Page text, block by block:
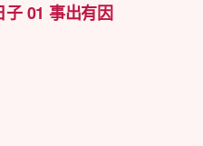
01 事出有因